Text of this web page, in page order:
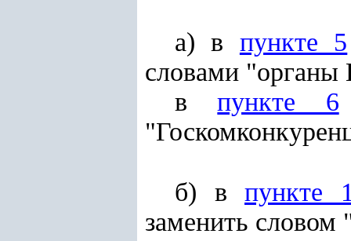
а) в пункте 5
словами "органы
впункте 6
б) в пункте
заменить словом